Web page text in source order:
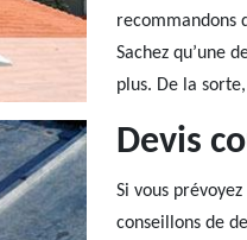
recommandons
Sachez qu’une
plus. De la
Devis
Si vous
conseillons de